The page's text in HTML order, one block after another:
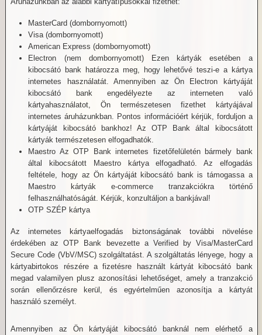
MasterCard (dombornyomott)
Visa (dombornyomott)
American Express (dombornyomott)
Electron (nem dombornyomott) Ezen kártyák esetében a
kibocsátó bank határozza meg, hogy lehetővé teszi-e a kártya
internetes használatát. Amennyiben az Ön Electron kártyáját
kibocsátó bank engedélyezte az interneten való
kártyahasználatot, Ön természetesen fizethet kártyájával
internetes áruházunkban. Pontos információért kérjük, forduljon a
kártyáját kibocsátó bankhoz! Az OTP Bank által kibocsátott
kártyák természetesen elfogadhatók.
Maestro Az OTP Bank internetes fizetőfelületén bármely bank
által kibocsátott Maestro kártya elfogadható. Az elfogadás
feltétele, hogy az Ön kártyáját kibocsátó bank is támogassa a
Maestro kártyák e-commerce tranzakciókra történő
felhasználhatóságát. Kérjük, konzultáljon a bankjával!
OTP SZÉP kártya
Az internetes kártyaelfogadás biztonságának további növelése
érdekében az OTP Bank bevezette a Verified by Visa/MasterCard
Secure Code (VbV/MSC) szolgáltatást. A szolgáltatás lényege, hogy a
kártyabirtokos részére a fizetésre használt kártyát kibocsátó bank
megad valamilyen plusz azonosítási lehetőséget, amely a tranzakció
során ellenőrzésre kerül, és egyértelműen azonosítja a kártyát
használó személyt.
Amennyiben az Ön kártyáját kibocsátó banknál nem elérhető a